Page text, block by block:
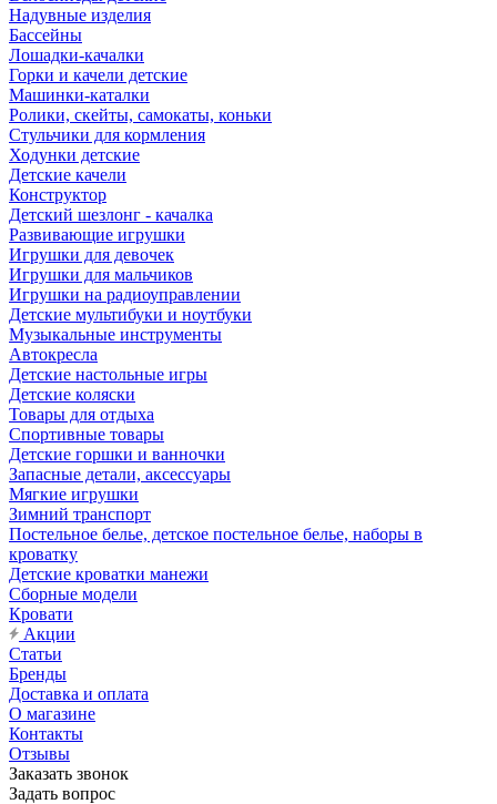
Надувные изделия
Бассейны
Лошадки-качалки
Горки и качели детские
Машинки-каталки
Ролики, скейты, самокаты, коньки
Стульчики для кормления
Ходунки детские
Детские качели
Конструктор
Детский шезлонг - качалка
Развивающие игрушки
Игрушки для девочек
Игрушки для мальчиков
Игрушки на радиоуправлении
Детские мультибуки и ноутбуки
Музыкальные инструменты
Автокресла
Детские настольные игры
Детские коляски
Товары для отдыха
Спортивные товары
Детские горшки и ванночки
Запасные детали, аксессуары
Мягкие игрушки
Зимний транспорт
Постельное белье, детское постельное белье, наборы в
кроватку
Детские кроватки манежи
Сборные модели
Кровати
Акции
Статьи
Бренды
Доставка и оплата
О магазине
Контакты
Отзывы
Заказать звонок
Задать вопрос